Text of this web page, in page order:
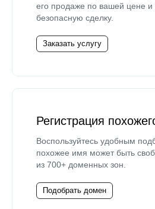
его продаже по вашей цене и
безопасную сделку.
Заказать услугу
Регистрация
Воспользуйтесь удобным
похожее имя может быть
из 700+ доменных зон.
Подобрать домен